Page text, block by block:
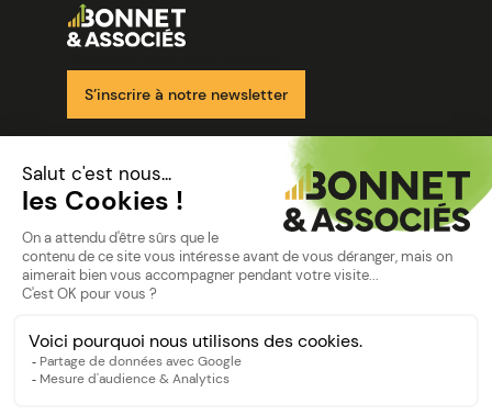
Image
S’inscrire à notre newsletter
Nos solutions
Nos cabinets
Mon espace client
Politique de confidentialité
©Bonnet2023